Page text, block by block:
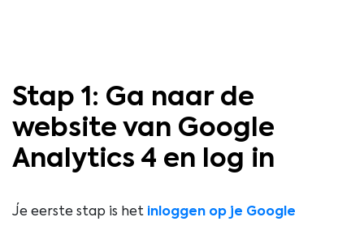
Stap 1: Ga naar de
website van Google
Analytics 4 en log in
Je eerste stap is het inloggen op je Google